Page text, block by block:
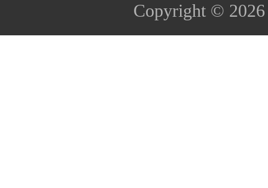
Copyright ©